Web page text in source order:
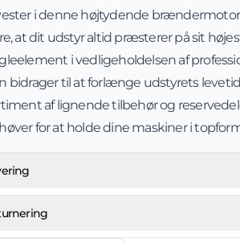
i denne højtydende
at dit udstyr altid præsterer på sit
i vedligeholdelsen af
bidrager til at forlænge udstyrets
af lignendetilbehør og
for at holde dine maskiner i